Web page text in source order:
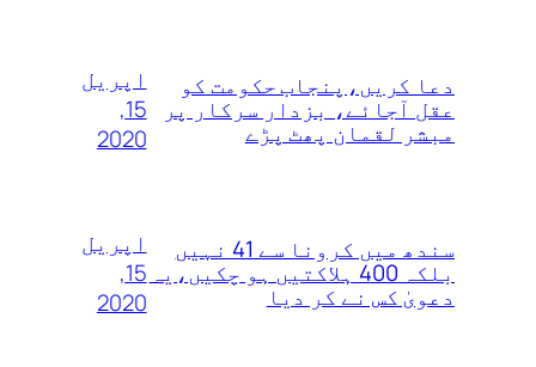
دعا کریں،پنجاب حکومت کو
عقل آجائے، بزدار سرکار پر
مبشر لقمان پھٹ پڑے
اپریل
15,
2020
سندھ میں کرونا سے 41 نہیں
بلکہ 400 ہلاکتیں ہو چکیں،یہ
دعویٰ کس نے کر دیا
اپریل
15,
2020